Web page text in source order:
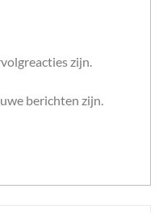
zijn.
berichten zijn.